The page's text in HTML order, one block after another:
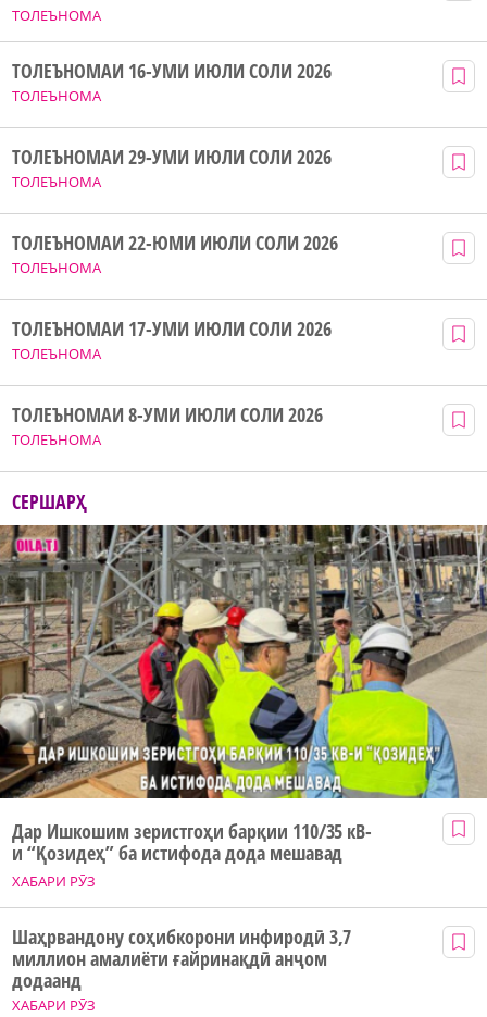
ТОЛЕЪНОМА
ТОЛЕЪНОМА
ТОЛЕЪНОМАИ 16-УМИ ИЮЛИ СОЛИ 2026
ТОЛЕЪНОМА
ТОЛЕЪНОМАИ 29-УМИ ИЮЛИ СОЛИ 2026
ТОЛЕЪНОМА
ТОЛЕЪНОМАИ 22-ЮМИ ИЮЛИ СОЛИ 2026
ТОЛЕЪНОМА
ТОЛЕЪНОМАИ 17-УМИ ИЮЛИ СОЛИ 2026
ТОЛЕЪНОМА
ТОЛЕЪНОМАИ 8-УМИ ИЮЛИ СОЛИ 2026
СЕРШАРҲ
ХАБАРИ РӮЗ
Дар Ишкошим зеристгоҳи барқии 110/35 кВ-
и “Қозидеҳ” ба истифода дода мешавад
ХАБАРИ РӮЗ
Шаҳрвандону соҳибкорони инфиродӣ 3,7
миллион амалиёти ғайринақдӣ анҷом
додаанд